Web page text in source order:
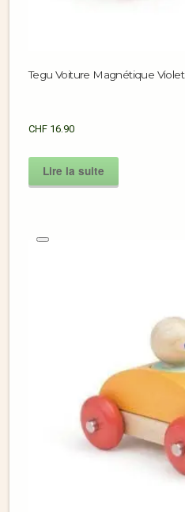
Tegu Voiture Magnétique Violet
CHF 16.90
Lire la suite